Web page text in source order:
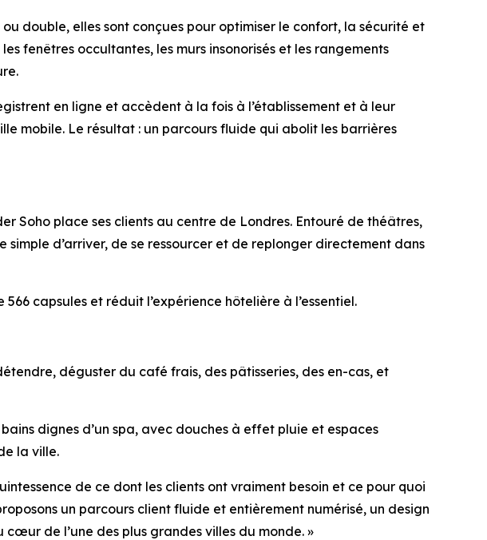
double, elles sont conçues pour optimiser le confort, la sécurité et
fenêtres occultantes, les murs insonorisés et les rangements
en ligne et accèdent à la fois à l’établissement et à leur
mobile. Le résultat : un parcours fluide qui abolit les barrières
Soho place ses clients au centre de Londres. Entouré de théâtres,
d’arriver, de se ressourcer et de replonger directement dans
capsules et réduit l’expérience hôtelière à l’essentiel.
déguster du café frais, des pâtisseries, des en-cas, et
dignes d’un spa, avec douches à effet pluie et espaces
la ville.
de ce dont les clients ont vraiment besoin et ce pour quoi
un parcours client fluide et entièrement numérisé, un design
de l’une des plus grandes villes du monde. »